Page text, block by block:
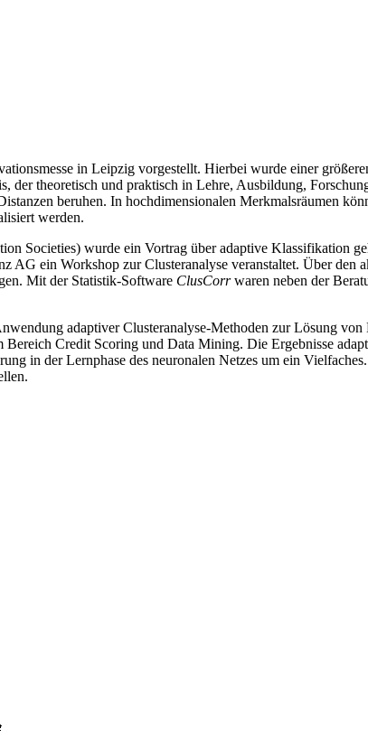
in Leipzig vorgestellt. Hierbei wurde einer
der theoretisch und praktisch in Lehre, Ausbildung,
beruhen. In hochdimensionalen Merkmalsräumen
werden.
Societies) wurde ein Vortrag über adaptive Klassifikation
ein Workshop zur Clusteranalyse veranstaltet. Über den
Mit der Statistik-Software ClusCorrwaren neben der
adaptiver Clusteranalyse-Methoden zur Lösung
Credit Scoring und Data Mining. Die Ergebnisse
in der Lernphase des neuronalen Netzes um ein